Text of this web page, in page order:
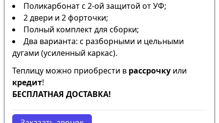
Поликарбонат с 2-ой защитой от УФ;
2 двери и 2 форточки;
Полный комплект для сборки;
Два варианта: с разборными и цельными
дугами (усиленный каркас).
Теплицу можно приобрести в рассрочку или
кредит!
БЕСПЛАТНАЯ ДОСТАВКА!